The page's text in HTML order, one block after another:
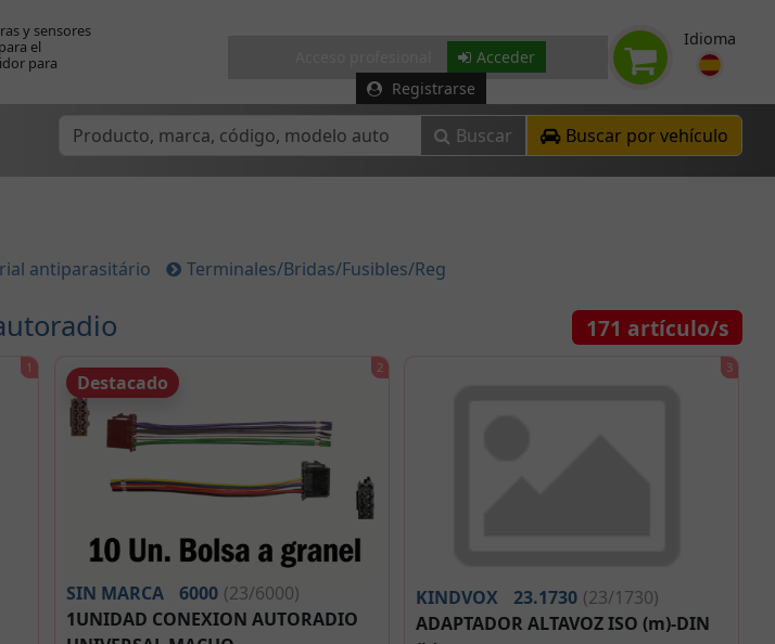
y sensores
el
para
Acceder
Registrarse
Idioma
Buscar Buscar por vehículo
antiparasitário Terminales/Bridas/Fusibles/Reg
171 artículo/s
Destacado
SIN MARCA 6000 (23/6000)
1UNIDAD CONEXION AUTORADIO
KINDVOX 23.1730 (23/1730)
ADAPTADOR ALTAVOZ ISO (m)-DIN